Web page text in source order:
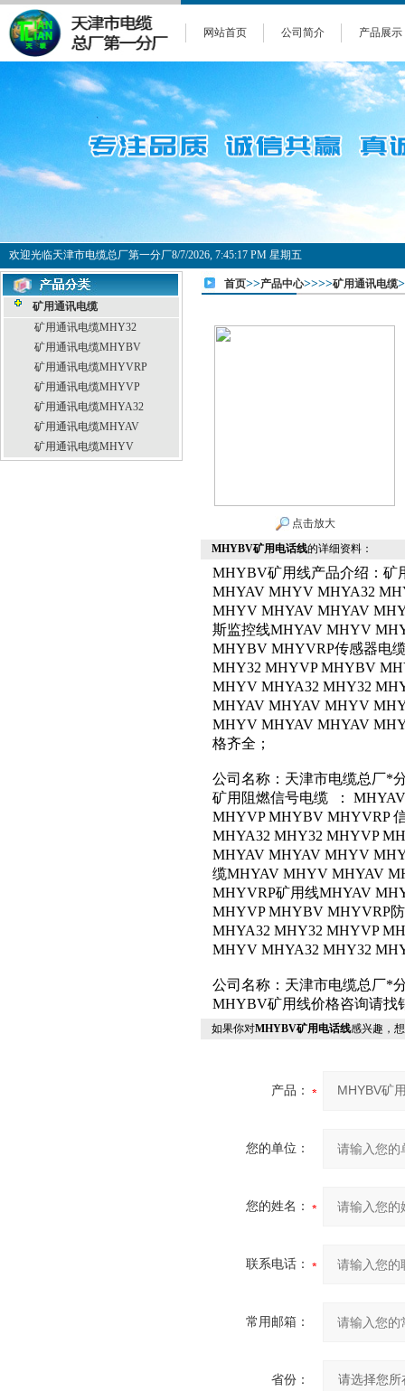
网站首页 公司简介 产品展示
欢迎光临天津市电缆总厂第一分厂8/7/2026, 7:45:17 PM 星期五
矿用通讯电缆
矿用通讯电缆MHY32
矿用通讯电缆MHYBV
矿用通讯电缆MHYVRP
矿用通讯电缆MHYVP
矿用通讯电缆MHYA32
矿用通讯电缆MHYAV
矿用通讯电缆MHYV
首页>>产品中心>>>>矿用通讯电缆
点击放大
MHYBV矿用电话线的详细资料：
MHYBV矿用线产品介绍：矿
MHYAV MHYV MHYA32
MHYV MHYAV MHYAV
斯监控线MHYAV MHYV
MHYBV MHYVRP传感器电
MHY32 MHYVP MHYBV
MHYV MHYA32 MHY32
MHYAV MHYAV MHYV
MHYV MHYAV MHYAV
格齐全；
公司名称：天津市电缆总厂*
矿用阻燃信号电缆
：
MHYVP MHYBV MHYVRP
MHYA32 MHY32 MHYVP
MHYAV MHYAV MHYV
缆MHYAV MHYV MHYAV
MHYVRP矿用线MHYAV
MHYVP MHYBV MHYVRP
MHYA32 MHY32 MHYVP
MHYV MHYA32 MHY32
公司名称：天津市电缆总厂*
MHYBV矿用线价格咨询请找
如果你对MHYBV矿用电话线感兴趣，
产品：
您的单位：
您的姓名：
联系电话：
常用邮箱：
省份：